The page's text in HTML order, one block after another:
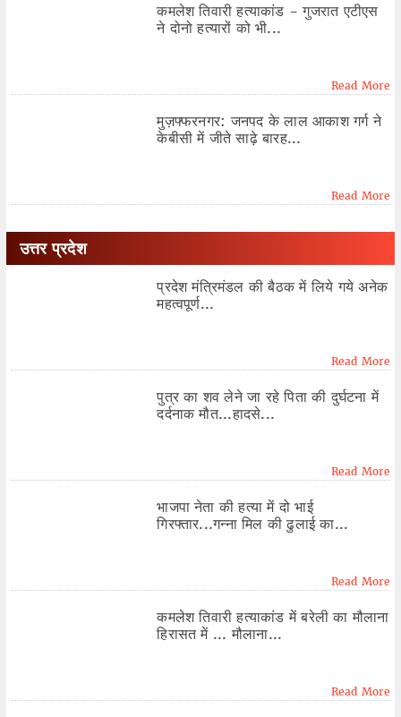
कमलेश तिवारी हत्याकांड - गुजरात एटीएस
ने दोनो हत्यारों को भी...
Read More
मुज़फ्फरनगर: जनपद के लाल आकाश गर्ग ने
केबीसी में जीते साढ़े बारह...
Read More
उत्तर प्रदेश
प्रदेश मंत्रिमंडल की बैठक में लिये गये अनेक
महत्वपूर्ण...
Read More
पुत्र का शव लेने जा रहे पिता की दुर्घटना में
दर्दनाक मौत...हादसे...
Read More
भाजपा नेता की हत्या में दो भाई
गिरफ्तार...गन्ना मिल की ढुलाई का...
Read More
कमलेश तिवारी हत्याकांड में बरेली का मौलाना
हिरासत में ... मौलाना...
Read More